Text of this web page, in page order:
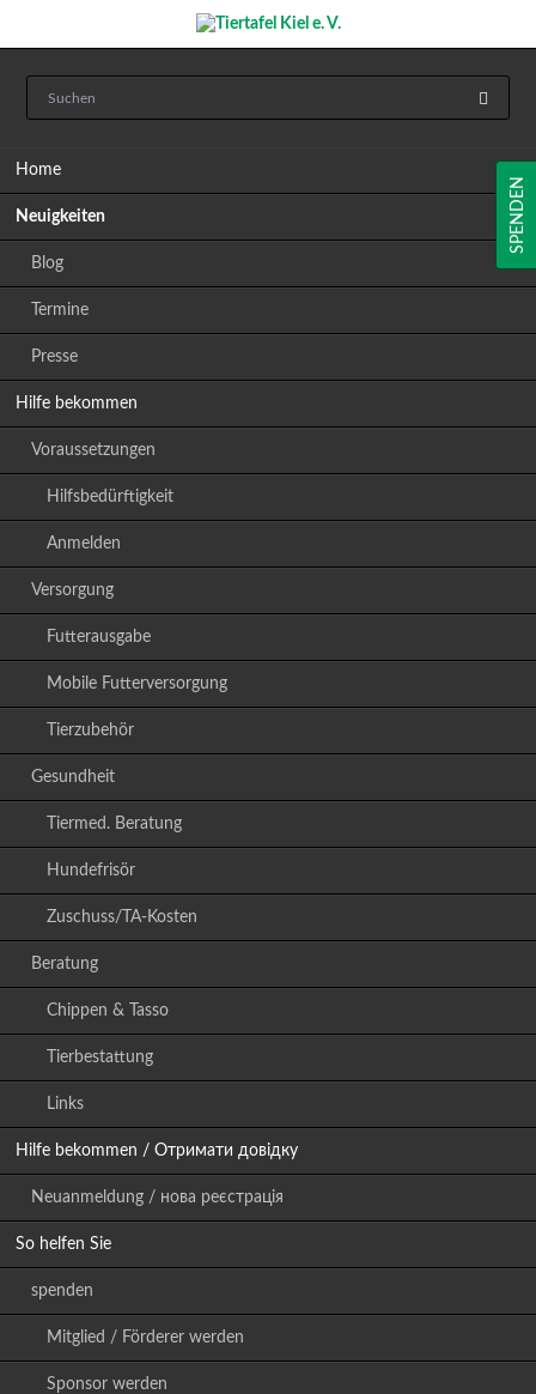
Home
Neuigkeiten
Blog
Termine
Presse
Hilfe bekommen
Voraussetzungen
Hilfsbedürftigkeit
Anmelden
Versorgung
Futterausgabe
Mobile Futterversorgung
Tierzubehör
Gesundheit
Tiermed. Beratung
Hundefrisör
Zuschuss/TA-Kosten
Beratung
Chippen & Tasso
Tierbestattung
Links
Hilfe bekommen / Отримати довідку
Neuanmeldung / нова реєстрація
So helfen Sie
spenden
Mitglied / Förderer werden
Sponsor werden
SPENDEN